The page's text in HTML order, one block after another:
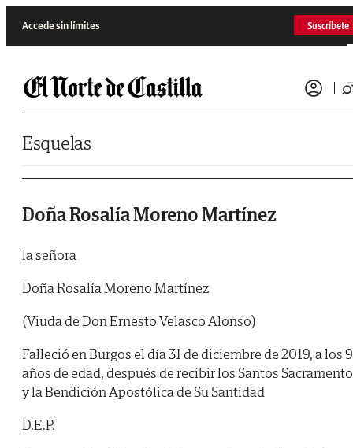
Accede sin límites Suscríbete
Esquelas
Doña Rosalía Moreno Martínez
la señora
Doña Rosalía Moreno Martínez
(Viuda de Don Ernesto Velasco Alonso)
Falleció en Burgos el día 31 de diciembre de 2019, a los
años de edad, después de recibir los Santos
y la Bendición Apostólica de Su Santidad
D.E.P.